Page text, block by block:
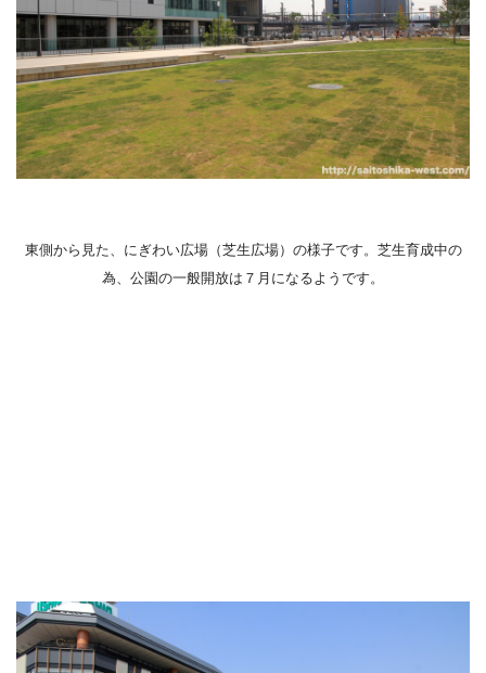
東側から見た、にぎわい広場（芝生広場）の様子です。芝生育成中の
為、公園の一般開放は７月になるようです。